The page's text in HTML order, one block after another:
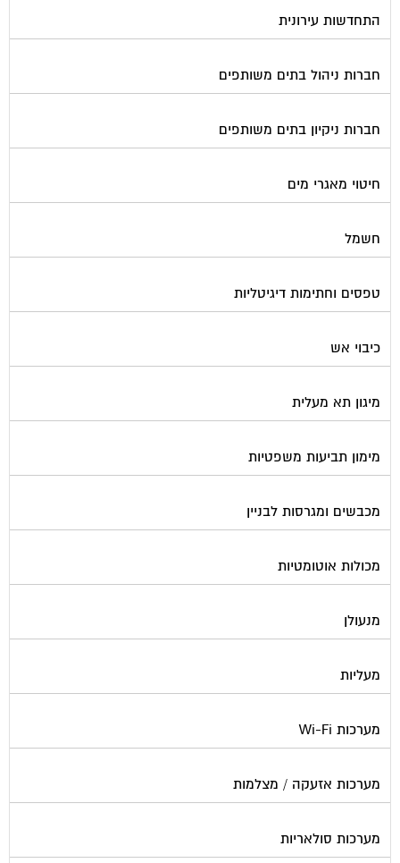
התחדשות עירונית
חברות ניהול בתים משותפים
חברות ניקיון בתים משותפים
חיטוי מאגרי מים
חשמל
טפסים וחתימות דיגיטליות
כיבוי אש
מיגון תא מעלית
מימון תביעות משפטיות
מכבשים ומגרסות לבניין
מכולות אוטומטיות
מנעולן
מעליות
מערכות Wi-Fi
מערכות אזעקה / מצלמות
מערכות סולאריות